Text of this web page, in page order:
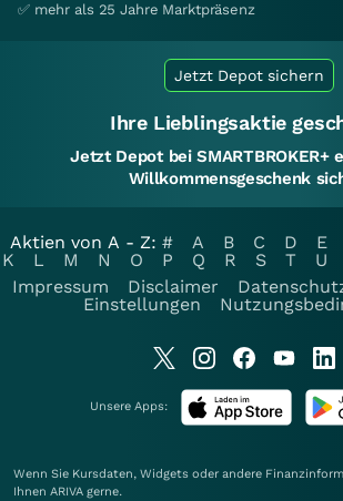
✅ mehr als 25 Jahre Marktpräsenz
Jetzt Depot sichern
Ihre Lieblingsaktie
Jetzt Depot bei SMARTBROKER+
Willkommensgeschenk
Aktien von A - Z: # A B C D E
K
L M N O P Q R S T U
Impressum
Disclaimer
Einstellungen
Unsere Apps:
Wenn Sie Kursdaten, Widgets oder andere
Ihnen ARIVA gerne.